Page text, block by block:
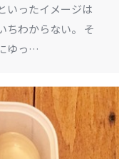
いったイメージは
ちわからない。 そ
ゆっ…